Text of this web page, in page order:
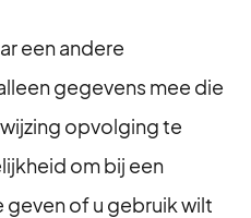
een andere
gegevens mee die
opvolging te
om bij een
geven of u gebruik wilt